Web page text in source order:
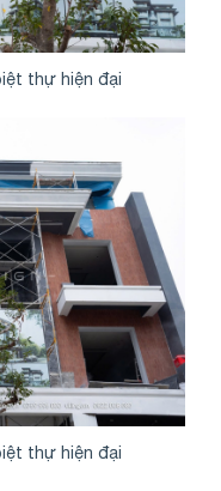
thự hiện đại
thự hiện đại